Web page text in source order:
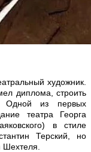
художник.
диплома, строить
из первых
театра Георга
в стиле
Терский, но